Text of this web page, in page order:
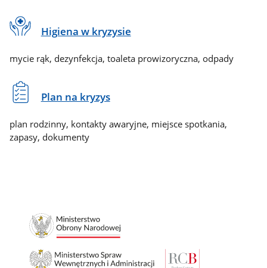
Higiena w kryzysie
mycie rąk, dezynfekcja, toaleta prowizoryczna, odpady
Plan na kryzys
plan rodzinny, kontakty awaryjne, miejsce spotkania,
zapasy, dokumenty